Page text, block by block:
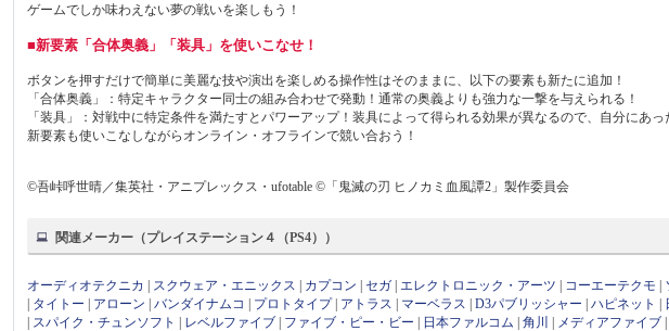
ゲームでしか味わえない夢の戦いを楽しもう！
■新要素「合体奥義」「装具」を使いこなせ！
ボタンを押すだけで簡単に美麗な技や演出を楽しめる操作性はそのままに、以下の要素も新たに追加！
「合体奥義」：特定キャラクター同士の組み合わせで発動！通常の奥義よりも強力な一撃を与えられる！
「装具」：対戦中に特定条件を満たすとパワーアップ！装具によって得られる効果が異なるので、自分にあ
新要素も使いこなしながらオンライン・オフラインで競い合おう！
©吾峠呼世晴／集英社・アニプレックス・ufotable ©「鬼滅の刃 ヒノカミ血風譚2」製作委員会
関連メーカー（プレイステーション４（PS4））
オーディオテクニカ スクウェア・エニックス カプコン |セガ エレクトロニック・アーツ コーエーテクモ
タイトー アローン |バンダイナムコ プロトタイプ| アトラス マーベラス |D3パブリッシャー |ハピネット
スパイク・チュンソフト レベルファイブ ファイブ・ピー・ビー 日本ファルコム |角川 メディアファイブ